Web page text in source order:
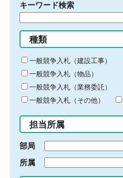
キーワード検索
る
キ
ー
ワ
ー
ド
入
力
種類
一般競争入札（建設工事）
一般競争入札（物品）
一般競争入札（業務委託）
一般競争入札（その他）
担当所属
部局
所属